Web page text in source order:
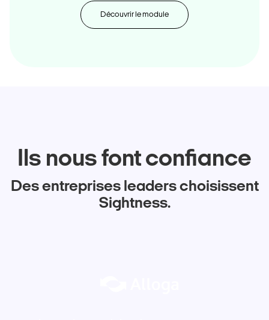
Découvrir le module
Ils nous font confiance
Des entreprises leaders choisissent
Sightness.